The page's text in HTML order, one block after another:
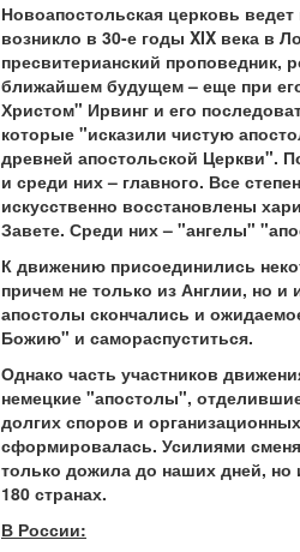
Новоапостольская церковь
возникло в 30-е годы XIX века в
пресвитерианский
ближайшем будущем – еще при
Христом" Ирвинг и его
которые "исказили чистую
древней апостольской Церкви".
и среди них – главного. Все
искусственно восстановлены
Завете. Среди них – "ангелы"
К движению присоединились
причем не только из Англии, но
апостолы скончались и
Божию" и самораспуститься.
Однако часть участников
немецкие "апостолы",
долгих споров и
сформировалась. Усилиями
только дожила до наших дней, но
180 странах.
В России: